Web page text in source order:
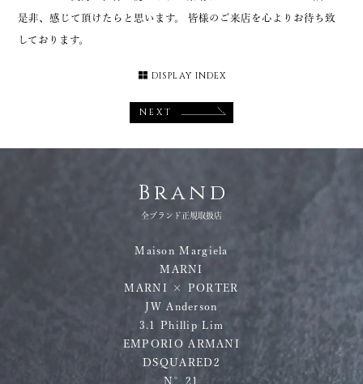
是非、感じて頂けたらと思います。 皆様のご来店を心よりお待ち致
しております。
DISPLAY INDEX
NEXT
Brand
全ブランド正規取扱店
Maison Margiela
MARNI
MARNI × PORTER
JW Anderson
3.1 Phillip Lim
EMPORIO ARMANI
DSQUARED2
N°21